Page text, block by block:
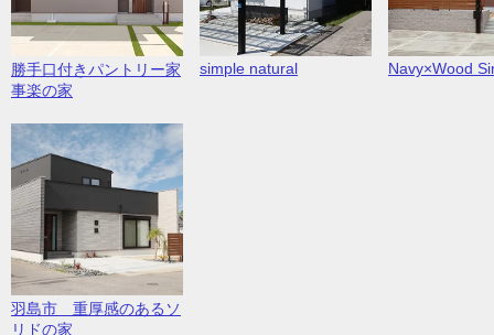
勝手口付きパントリー家
事楽の家
simple natural Navy×Wood
羽島市 重厚感のあるソ
リドの家